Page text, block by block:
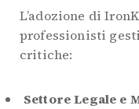
L’adozione di
professionisti
critiche:
Settore Legale e